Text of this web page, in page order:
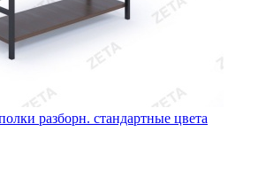
разборн. стандартные цвета